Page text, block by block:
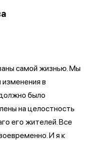
самой жизнью. Мы
изменения в
было
на целостность
его жителей. Все
И я к